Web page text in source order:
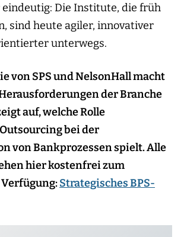
Die Institute, die früh
sind heute agiler, innovativer
unterwegs.
von SPS und NelsonHall macht
der Branche
auf, welche Rolle
bei der
von Bankprozessen spielt. Alle
hier kostenfrei zum
Strategisches BPS-